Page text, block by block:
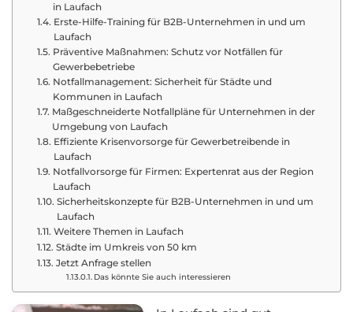
in Laufach
Erste-Hilfe-Training für B2B-Unternehmen in und um
Laufach
Präventive Maßnahmen: Schutz vor Notfällen für
Gewerbebetriebe
Notfallmanagement: Sicherheit für Städte und
Kommunen in Laufach
Maßgeschneiderte Notfallpläne für Unternehmen in der
Umgebung von Laufach
Effiziente Krisenvorsorge für Gewerbetreibende in
Laufach
Notfallvorsorge für Firmen: Expertenrat aus der Region
Laufach
Sicherheitskonzepte für B2B-Unternehmen in und um
Laufach
Weitere Themen in Laufach
Städte im Umkreis von 50 km
Jetzt Anfrage stellen
Das könnte Sie auch interessieren